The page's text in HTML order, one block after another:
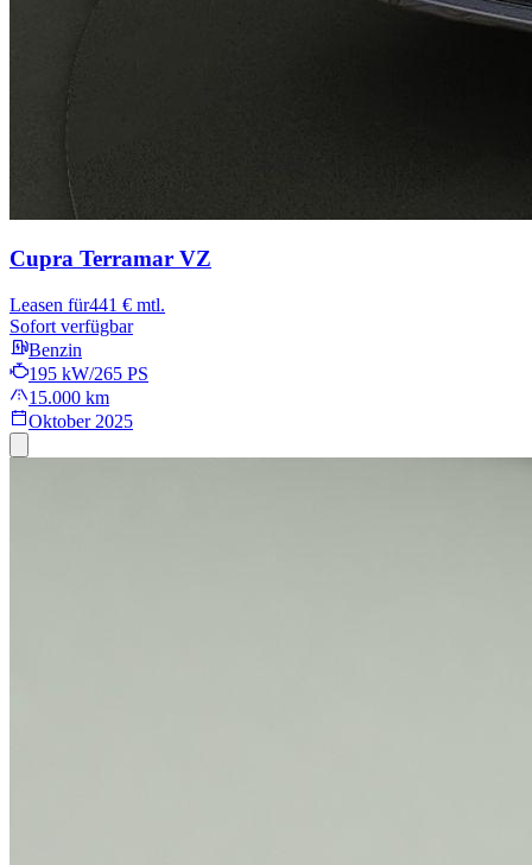
Cupra Terramar VZ
Leasen für441 € mtl.
Sofort verfügbar
Benzin
195 kW/265 PS
15.000 km
Oktober 2025